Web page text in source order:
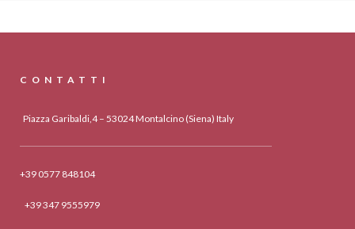
CONTATTI
Piazza Garibaldi,4 – 53024 Montalcino (Siena) Italy
+39 0577 848104
+39 347 9555979